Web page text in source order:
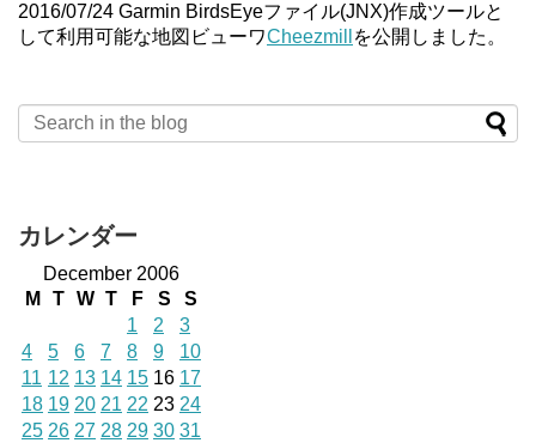
2016/07/24 Garmin BirdsEyeファイル(JNX)作成ツールと
して利用可能な地図ビューワCheezmill を公開しました。
カレンダー
December 2006
M
T W T F S
S
1
2
3
4
5 6 7 8 9
10
11 12 13 14 15 16 17
18 19 20 21 22 23 24
25 26 27 28 29 30 31